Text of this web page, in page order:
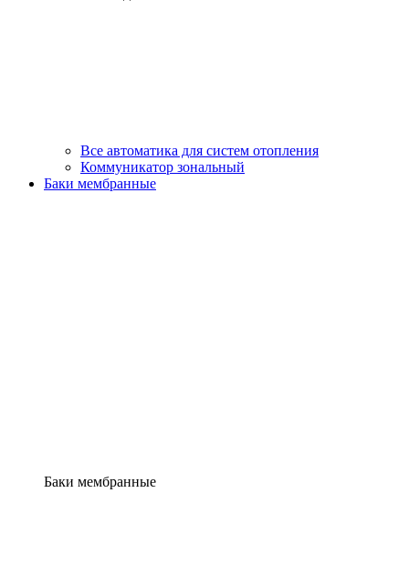
Все автоматика для систем отопления
Коммуникатор зональный
Баки мембранные
Баки мембранные